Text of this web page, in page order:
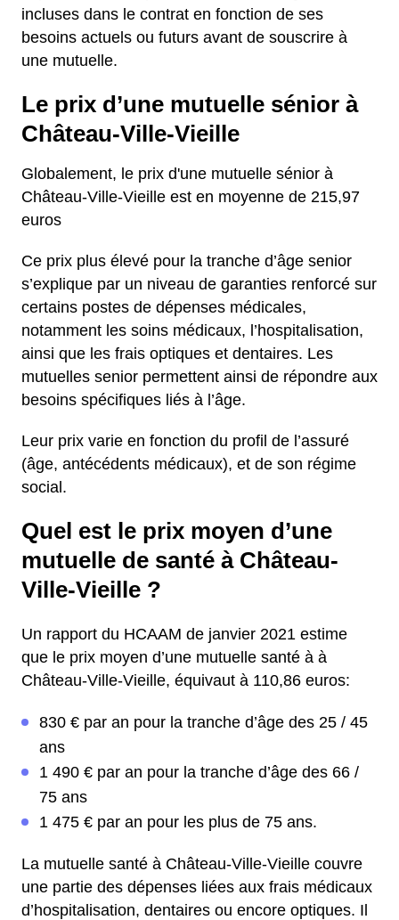
incluses dans le contrat en fonction de ses
besoins actuels ou futurs avant de souscrire à
une mutuelle.
Le prix d’une mutuelle sénior à
Château-Ville-Vieille
Globalement, le prix d'une mutuelle sénior à
Château-Ville-Vieille est en moyenne de 215,97
euros
Ce prix plus élevé pour la tranche d’âge senior
s’explique par un niveau de garanties renforcé sur
certains postes de dépenses médicales,
notamment les soins médicaux, l’hospitalisation,
ainsi que les frais optiques et dentaires. Les
mutuelles senior permettent ainsi de répondre aux
besoins spécifiques liés à l’âge.
Leur prix varie en fonction du profil de l’assuré
(âge, antécédents médicaux), et de son régime
social.
Quel est le prix moyen d’une
mutuelle de santé à Château-
Ville-Vieille ?
Un rapport du HCAAM de janvier 2021 estime
que le prix moyen d’une mutuelle santé à à
Château-Ville-Vieille, équivaut à 110,86 euros:
830 € par an pour la tranche d’âge des 25 / 45
ans
1 490 € par an pour la tranche d’âge des 66 /
75 ans
1 475 € par an pour les plus de 75 ans.
La mutuelle santé à Château-Ville-Vieille couvre
une partie des dépenses liées aux frais médicaux
d’hospitalisation, dentaires ou encore optiques. Il